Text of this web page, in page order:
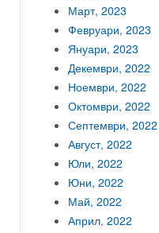
Март, 2023
Февруари, 2023
Януари, 2023
Декември, 2022
Ноември, 2022
Октомври, 2022
Септември, 2022
Август, 2022
Юли, 2022
Юни, 2022
Май, 2022
Април, 2022